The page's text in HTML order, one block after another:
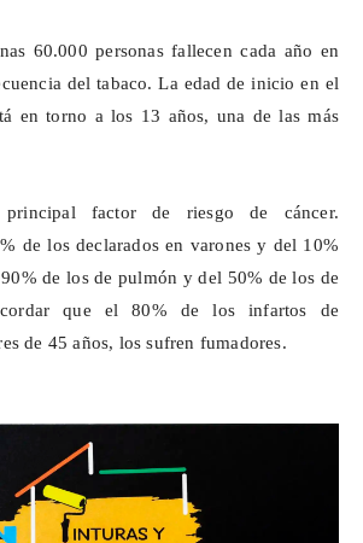
60.000 personas fallecen cada año en
del tabaco. La edad de inicio en el
en torno a los 13 años, una de las más
factor de riesgo de cáncer.
de los declarados en varones y del 10%
de los de pulmón y del 50% de los de
que el 80% de los infartos de
de 45 años, los sufren fumadores.